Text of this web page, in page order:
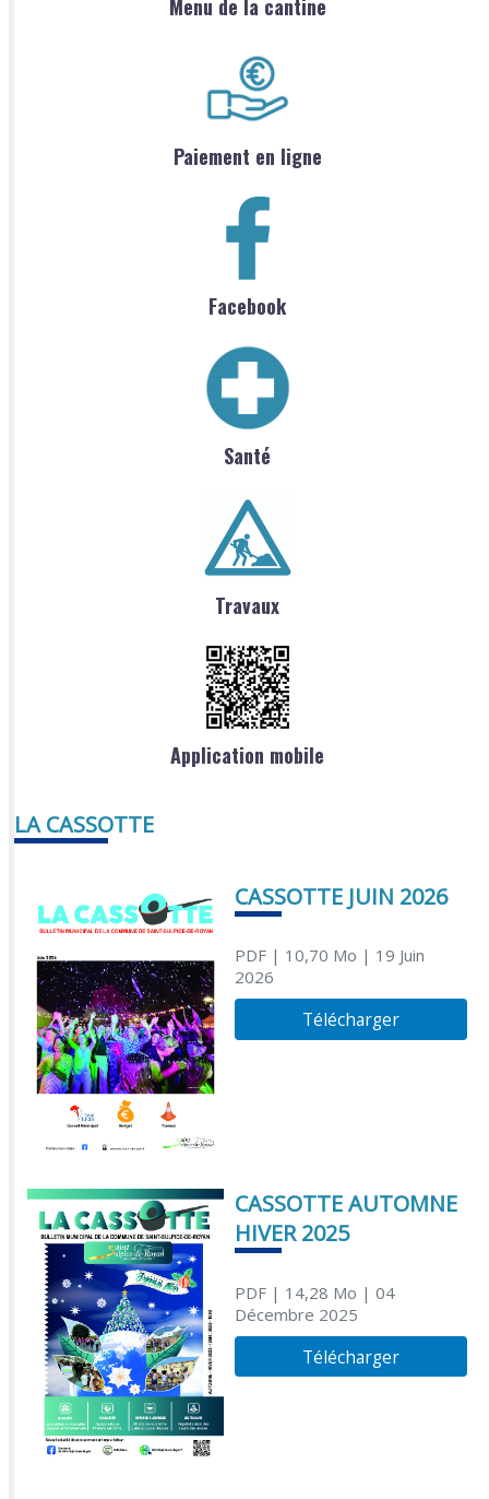
Menu de la cantine
Paiement en ligne
Facebook
Santé
Travaux
Application mobile
LA CASSOTTE
CASSOTTE JUIN 2026
PDF| 10,70 Mo | 19 Juin
2026
Télécharger
CASSOTTE AUTOMNE
HIVER 2025
PDF| 14,28 Mo | 04
Décembre 2025
Télécharger